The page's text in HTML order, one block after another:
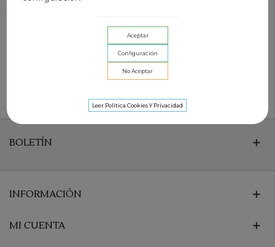
Aceptar
Configuración
No Aceptar
Leer Política Cookies Y Privacidad
NAVIDAD CAMALEONICA
Modelos para brillar en fiestas o eventos
BOLETÍN
INFORMACIÓN
MI CUENTA